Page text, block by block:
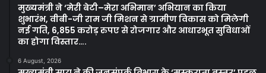
मुख्यमंत्री ने ‘मेरी बेटी–मेरा अभिमान’ अभियान का किया
शुभारंभ, वीबी-जी राम जी मिशन से ग्रामीण विकास को मिलेगी
नई गति, 6,855 करोड़ रुपए से रोजगार और आधारभूत सुविधाओं
का होगा विस्तार….
6 August, 2026